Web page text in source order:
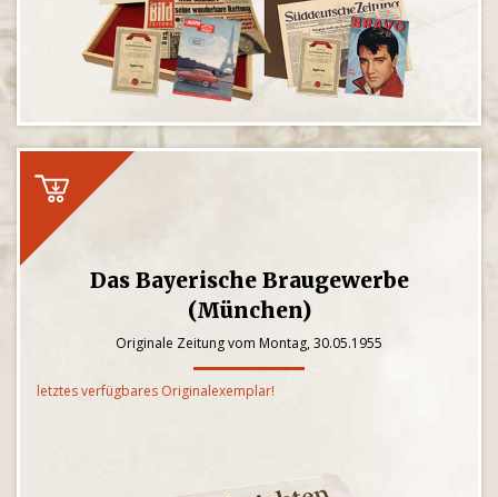
Das Bayerische Braugewerbe
(München)
Originale Zeitung vom Montag, 30.05.1955
letztes verfügbares Originalexemplar!